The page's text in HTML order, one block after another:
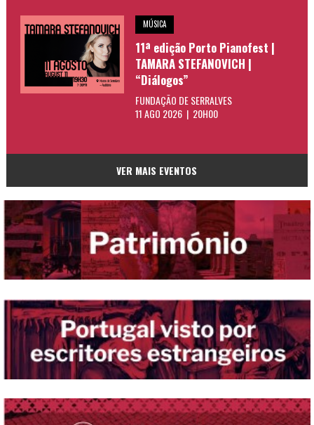
MÚSICA
11ª edição Porto Pianofest |
TAMARA STEFANOVICH |
“Diálogos”
FUNDAÇÃO DE SERRALVES
11 AGO 2026 | 20H00
VER MAIS EVENTOS